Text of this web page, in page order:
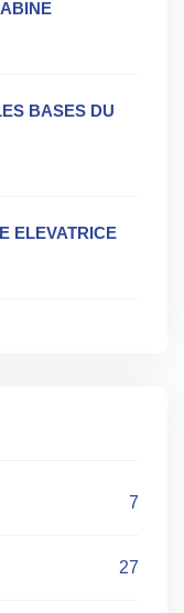
BASES DU
ELEVATRICE
7
27